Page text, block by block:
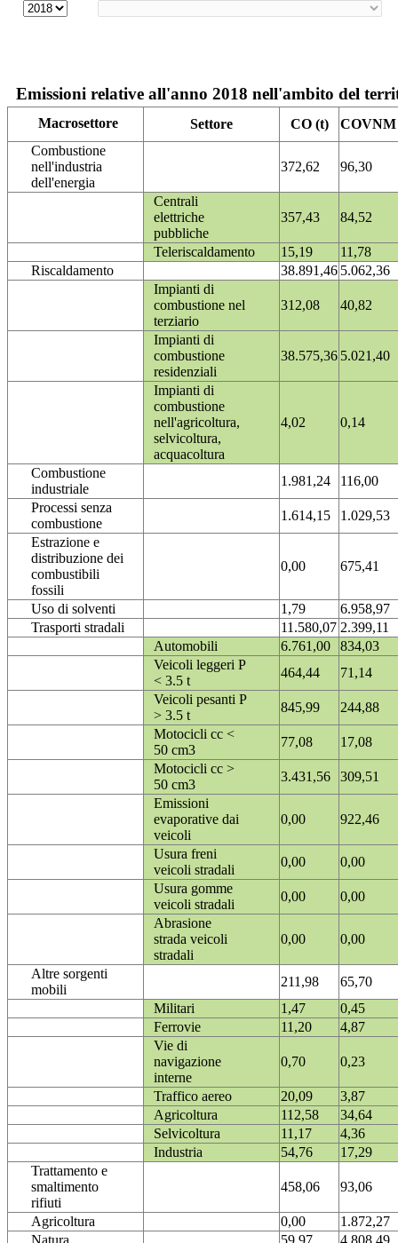
Emissioni relative all'anno 2018 nell'ambito del
Macrosettore Settore CO (t)
COVNM
Combustione
nell'industria
dell'energia
372,62 96,30
Centrali
elettriche
pubbliche
357,43 84,52
Teleriscaldamento 15,19
11,78
Riscaldamento
38.891,46 5.062,36
Impianti di
combustione nel
terziario
312,08 40,82
Impianti di
combustione
residenziali
38.575,36 5.021,40
Impianti di
combustione
nell'agricoltura,
selvicoltura,
acquacoltura
4,02 0,14
Combustione
industriale
1.981,24
116,00
Processi senza
combustione
1.614,15
1.029,53
Estrazione e
distribuzione dei
combustibili
fossili
0,00 675,41
Uso di solventi 1,79
6.958,97
Trasporti stradali
11.580,07 2.399,11
Automobili
6.761,00
834,03
Veicoli leggeri P
< 3.5 t
464,44
71,14
Veicoli pesanti P
> 3.5 t
845,99
244,88
Motocicli cc <
50 cm3
77,08
17,08
Motocicli cc >
50 cm3
3.431,56
309,51
Emissioni
evaporative dai
veicoli
0,00 922,46
Usura freni
veicoli stradali
0,00
0,00
Usura gomme
veicoli stradali
0,00
0,00
Abrasione
strada veicoli
stradali
0,00 0,00
Altre sorgenti
mobili
211,98
65,70
Militari
1,47
0,45
Ferrovie
11,20
4,87
Vie di
navigazione
interne
0,70 0,23
Traffico aereo 20,09
3,87
Agricoltura
112,58
34,64
Selvicoltura
11,17
4,36
Industria
54,76
17,29
Trattamento e
smaltimento
rifiuti
458,06 93,06
Agricoltura 0,00
1.872,27